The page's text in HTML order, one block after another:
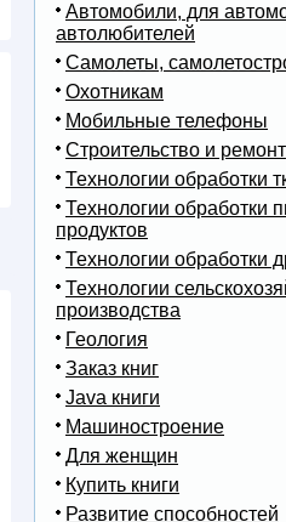
Автомобили, для
автолюбителей
Самолеты,
Охотникам
Мобильные телефоны
Строительство и ремонт
Технологии обработки
Технологии обработки
продуктов
Технологии обработки
Технологии
производства
Геология
Заказ книг
Java книги
Машиностроение
Для женщин
Купить книги
Развитие способностей